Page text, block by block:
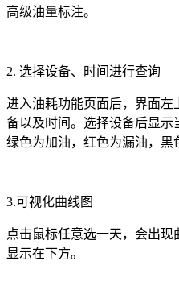
高级油量标注。
2. 选择设备、时间进行查询
进入油耗功能页面后，界面
备以及时间。选择设备后显示
绿色为加油，红色为漏油，黑
3.可视化曲线图
点击鼠标任意选一天，会出
显示在下方。